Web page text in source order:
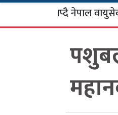
थप्दै नेपाल वायुसेवा निगम